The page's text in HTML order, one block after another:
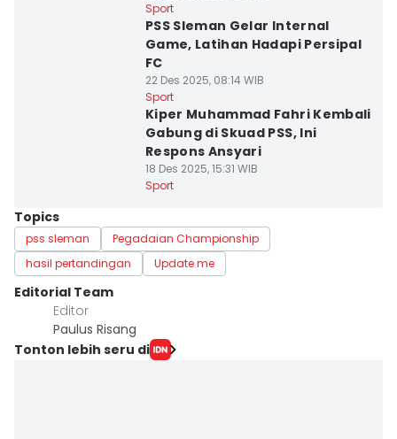
Sport
PSS Sleman Gelar Internal
Game, Latihan Hadapi Persipal
FC
22 Des 2025, 08:14 WIB
Sport
Kiper Muhammad Fahri Kembali
Gabung di Skuad PSS, Ini
Respons Ansyari
18 Des 2025, 15:31 WIB
Sport
Topics
pss sleman
Pegadaian Championship
hasil pertandingan
Update me
Editorial Team
Editor
Paulus Risang
Tonton lebih seru di